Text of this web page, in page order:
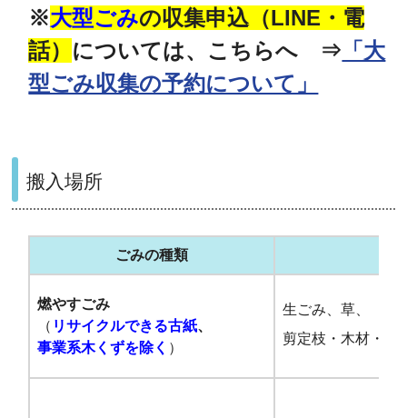
※大型ごみの収集申込（LINE・電
話） については、こちらへ ⇒ 「大
型ごみ収集の予約について」
搬入場所
ごみの種類
燃やすごみ
（ リサイクルできる古紙、
事業系木くずを除く ）
生ごみ、草、
剪定枝・木材・木